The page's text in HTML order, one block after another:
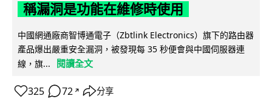
稱漏洞是功能在維修時使用
中國網通廠商智博通電子（Zbtlink Electronics）旗下的路由器
產品爆出嚴重安全漏洞，被發現每 35 秒便會與中國伺服器連
線，旗...
閱讀全文
325 72 ↗ 分享